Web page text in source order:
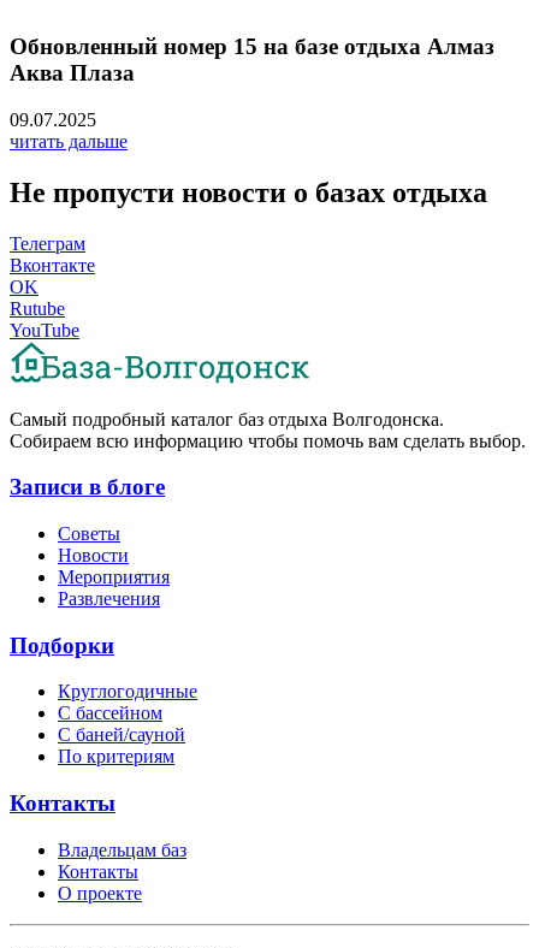
Обновленный номер 15 на базе отдыха Алмаз
Аква Плаза
09.07.2025
читать дальше
Не пропусти новости о базах отдыха
Телеграм
Вконтакте
OK
Rutube
YouTube
Cамый подробный каталог баз отдыха Волгодонска.
Собираем всю информацию чтобы помочь вам сделать выбор.
Записи в блоге
Советы
Новости
Мероприятия
Развлечения
Подборки
Круглогодичные
С бассейном
С баней/сауной
По критериям
Контакты
Владельцам баз
Контакты
О проекте